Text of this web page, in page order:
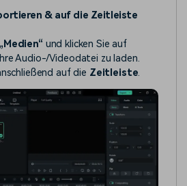
& auf die Zeitleiste
„Medien“ und klicken Sie auf
Audio-/Videodatei zu laden.
auf die Zeitleiste.